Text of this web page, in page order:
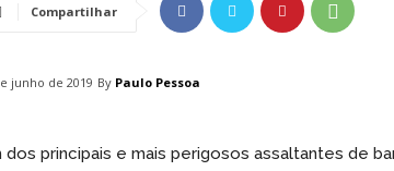
Compartilhar
junho de 2019 By Paulo Pessoa
dos principais e mais perigosos assaltantes de